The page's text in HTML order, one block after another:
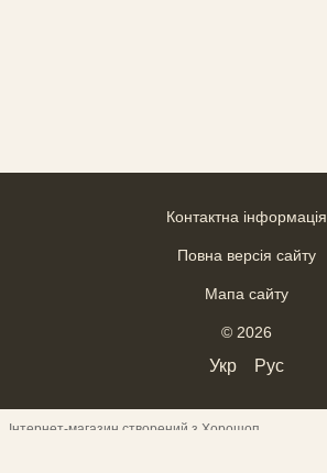
Контактна інформація
Повна версія сайту
Мапа сайту
© 2026
Укр Рус
Інтернет-магазин створений з Хорошоп